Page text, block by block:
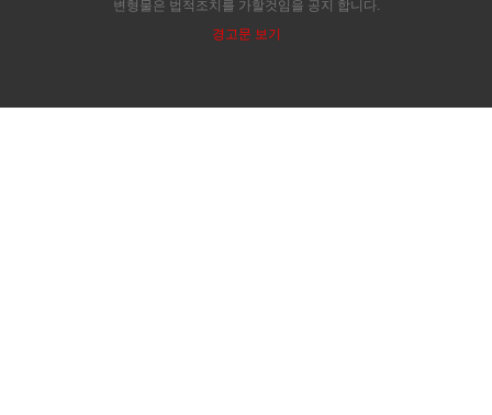
변형물은 법적조치를 가할것임을 공지 합니다.
경고문 보기